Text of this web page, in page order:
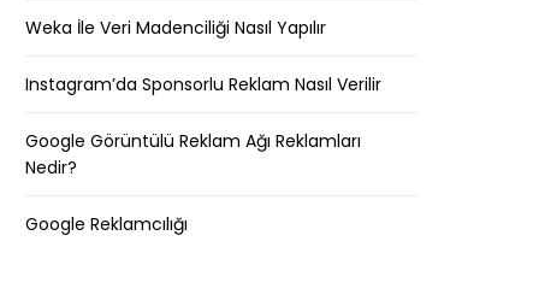
Weka İle Veri Madenciliği Nasıl Yapılır
Instagram’da Sponsorlu Reklam Nasıl Verilir
Google Görüntülü Reklam Ağı Reklamları
Nedir?
Google Reklamcılığı